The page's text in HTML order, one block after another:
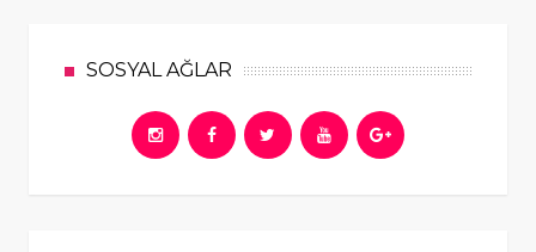
SOSYAL AĞLAR